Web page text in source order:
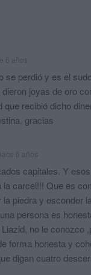
6 años
se perdió y es el
joyas de oro
que recibió dicho
gracias
6 años
capitales. Y
carcel!!! Que es
piedra y esconder
persona es
no le
forma honesta y
digan cuatro